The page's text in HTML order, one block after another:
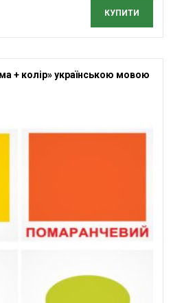
КУПИТИ
+ колір» українською мовою